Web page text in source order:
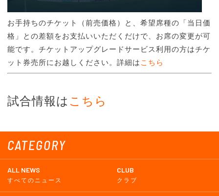
CATEGORY
ALL NEWS
すべてのニュース
CLUB
クラブ
お手持ちのチケット（前売価格）と、希望席種の「当日価
格」との差額をお支払いいただくだけで、お席の変更が可
能です。チケットアップグレードサービス利用の方はチケ
ット券売所にお越しください。詳細は こちら
試合情報は こちら